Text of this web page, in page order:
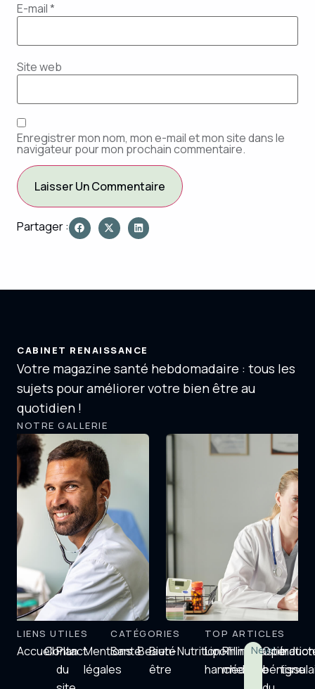
E-mail*
Site web
Enregistrer mon nom, mon e-mail et mon site dans le
navigateur pour mon prochain commentaire.
Partager :
CABINET RENAISSANCE
Votre magazine santé hebdomadaire : tous les
sujets pour améliorer votre bien être au
quotidien !
NOTRE GALLERIE
LIENS UTILES
AccueilContact
Plan
du
Mentions
légales
CATÉGORIES
SantéBeauté
Bien-
être
Nutrition
TOP ARTICLES
Lipofilling
hanche
Rhinoplastie
médicale
New!Opération
bénigne